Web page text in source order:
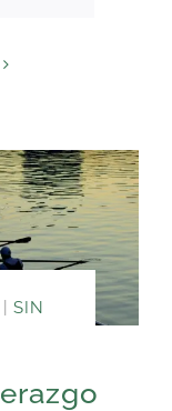
SIN